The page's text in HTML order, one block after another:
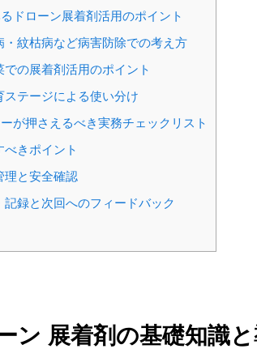
ドローン展着剤活用のポイント
・紋枯病など病害防除での考え方
の展着剤活用のポイント
ステージによる使い分け
が押さえるべき実務チェックリスト
きポイント
理と安全確認
記録と次回へのフィードバック
ン 展着剤の基礎知識